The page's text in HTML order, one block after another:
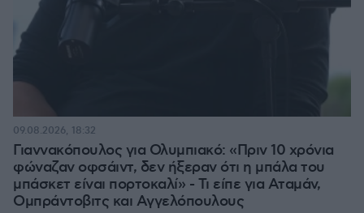
Γιαννακόπουλος για Ολυμπιακό: «Πριν 10 χρόνια
φώναζαν οφσάιντ, δεν ήξεραν ότι η μπάλα του
μπάσκετ είναι πορτοκαλί» - Τι είπε για Αταμάν,
Ομπράντοβιτς και Αγγελόπουλους
09.08.2026, 18:32